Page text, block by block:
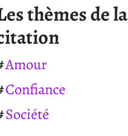
thèmes de la
Amour
Confiance
Société